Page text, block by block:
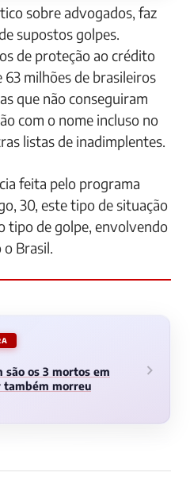
supostos golpes.
de proteção ao crédito
63 milhões de brasileiros
que não conseguiram
com o nome incluso no
listas de inadimplentes.
feita pelo programa
30, este tipo de situação
tipo de golpe, envolvendo
Brasil.
são os 3 mortos em
também morreu